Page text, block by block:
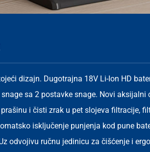
dizajn. Dugotrajna 18V Li-Ion HD
sa 2 postavke snage. Novi
i čisti zrak u pet slojeva filtracije,
isključenje punjenja kod pune
odvojivu ručnu jedinicu za čišćenje i